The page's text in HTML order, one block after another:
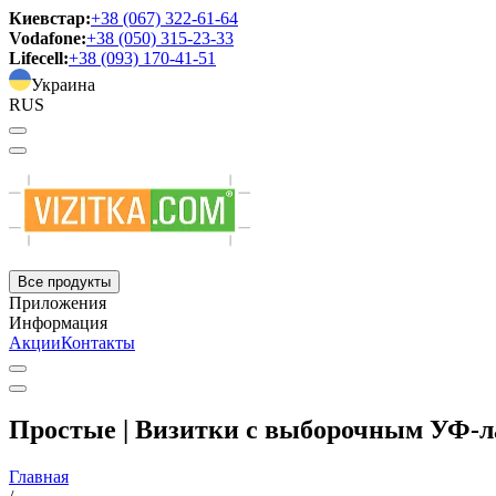
Киевстар:+38 (067) 322-61-64
Vodafone:+38 (050) 315-23-33
Lifecell:+38 (093) 170-41-51
Украина
RUS
Все продукты
Приложения
Информация
АкцииКонтакты
Простые | Визитки с выборочным УФ-
Главная